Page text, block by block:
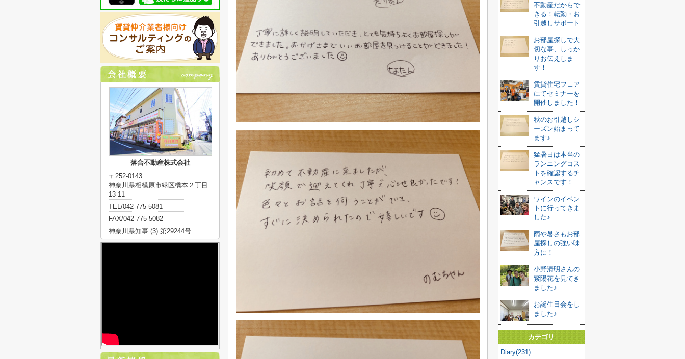
不動産だからで
きる！転勤・お
引越しサポート
お部屋探しで大
切な事、しっか
りお伝えしま
す！
賃貸住宅フェア
にてセミナーを
開催しました！
秋のお引越しシ
ーズン始まって
ます♪
猛暑日は本当の
ランニングコス
トを確認するチ
ャンスです！
ワインのイベン
トに行ってきま
した♪
雨や暑さもお部
屋探しの強い味
方に！
小野清明さんの
紫陽花を見てき
ました♪
お誕生日会をし
ました♪
カテゴリ
Diary(231)
落合不動産株式会社
〒252-0143
神奈川県相模原市緑区橋本２丁目
13-11
TEL/042-775-5081
FAX/042-775-5082
神奈川県知事 (3) 第29244号